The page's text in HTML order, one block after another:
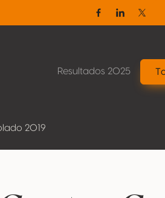
FacebookLinkedin
Resultados 2025
2019